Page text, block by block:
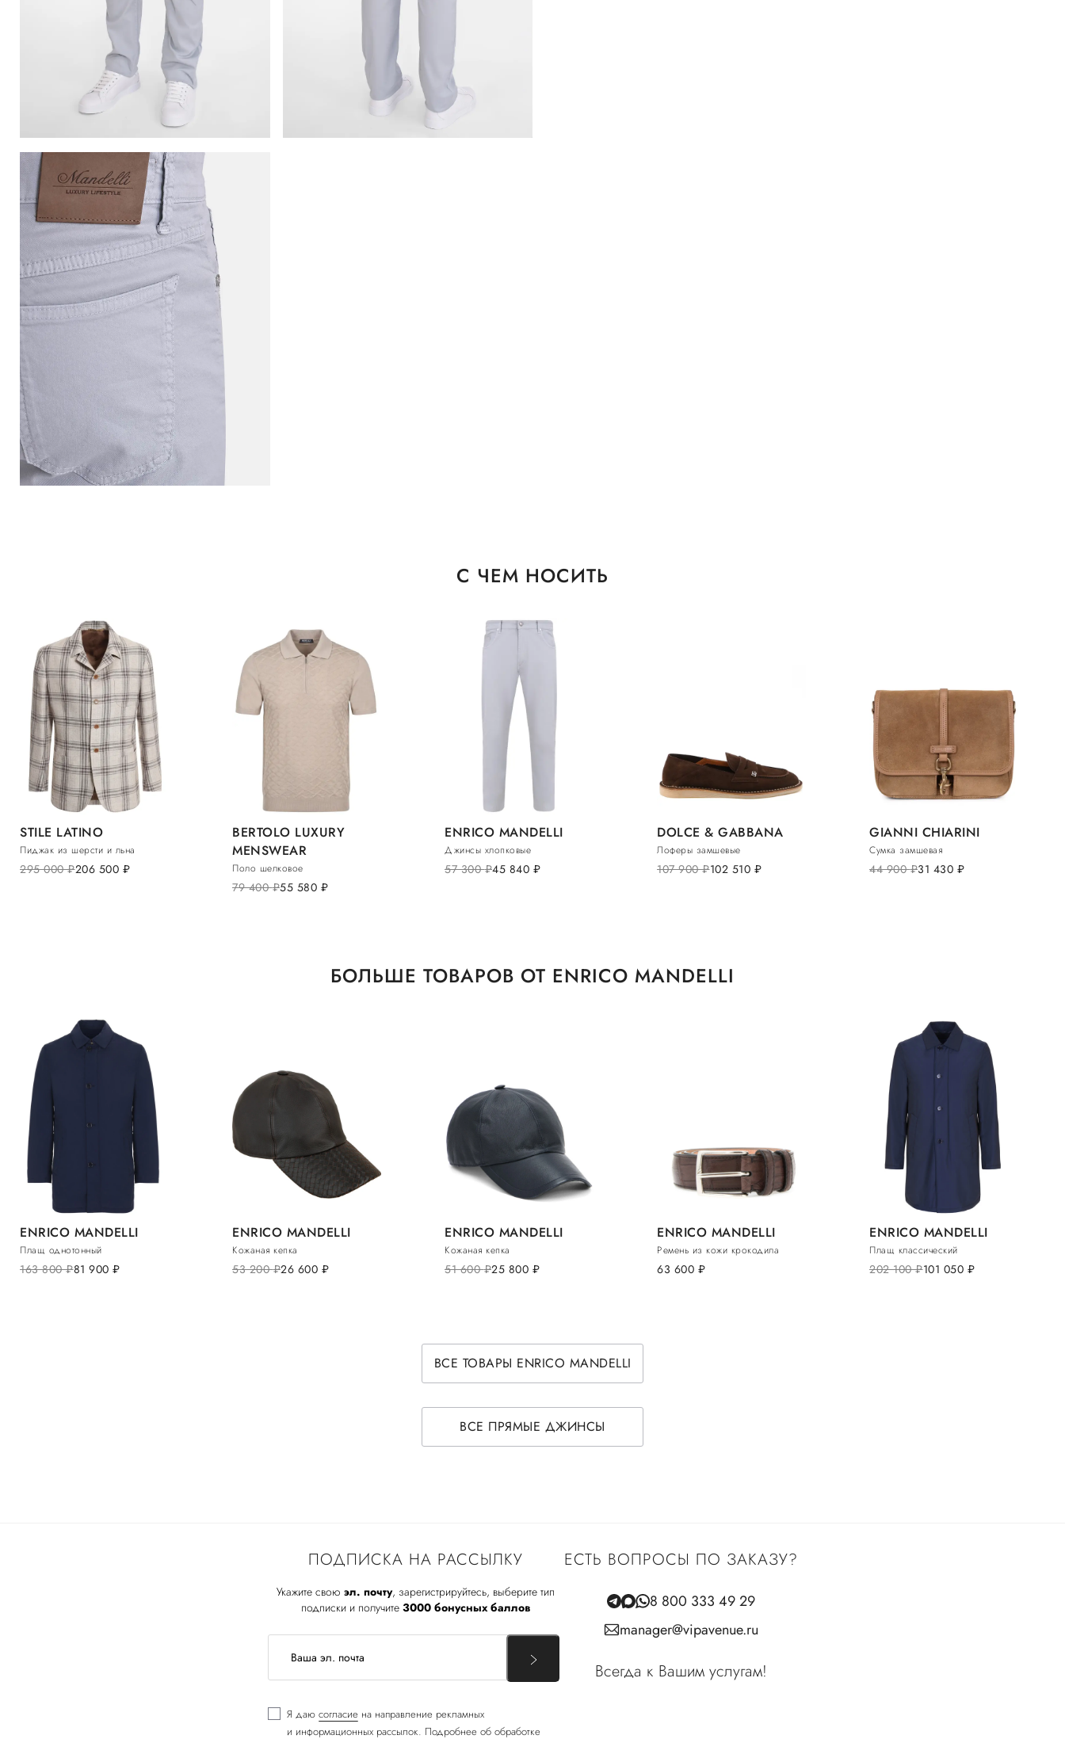
С ЧЕМ НОСИТЬ
STILE LATINO
Пиджак из шерсти и льна
295 000руб.206 500 руб.
BERTOLO LUXURY
MENSWEAR
Поло шелковое
79 400руб.55 580 руб.
ENRICO MANDELLI
Джинсы хлопковые
57 300руб.45 840 руб.
DOLCE & GABBANA
Лоферы замшевые
107 900руб.102 510 руб.
GIANNI CHIARINI
Сумка замшевая
44 900руб.31 430 руб.
БОЛЬШЕ ТОВАРОВ ОТ ENRICO MANDELLI
ENRICO MANDELLI
Плащ однотонный
163 800руб.81 900 руб.
ENRICO MANDELLI
Кожаная кепка
53 200руб.26 600 руб.
ENRICO MANDELLI
Кожаная кепка
51 600руб.25 800 руб.
ENRICO MANDELLI
Ремень из кожи крокодила
63 600 руб.
ENRICO MANDELLI
Плащ классический
202 100руб.101 050 руб.
ВСЕ ТОВАРЫ ENRICO MANDELLI
ВСЕ ПРЯМЫЕ ДЖИНСЫ
ПОДПИСКА НА РАССЫЛКУ
Укажите свою эл. почту, зарегистрируйтесь, выберите тип
подписки и получите 3000 бонусных баллов
Я даю согласие на направление рекламных
и информационных рассылок. Подробнее об обработке
ЕСТЬ ВОПРОСЫ ПО ЗАКАЗУ?
8 800 333 49 29
manager@vipavenue.ru
Всегда к Вашим услугам!